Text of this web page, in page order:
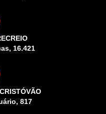
16.421
817